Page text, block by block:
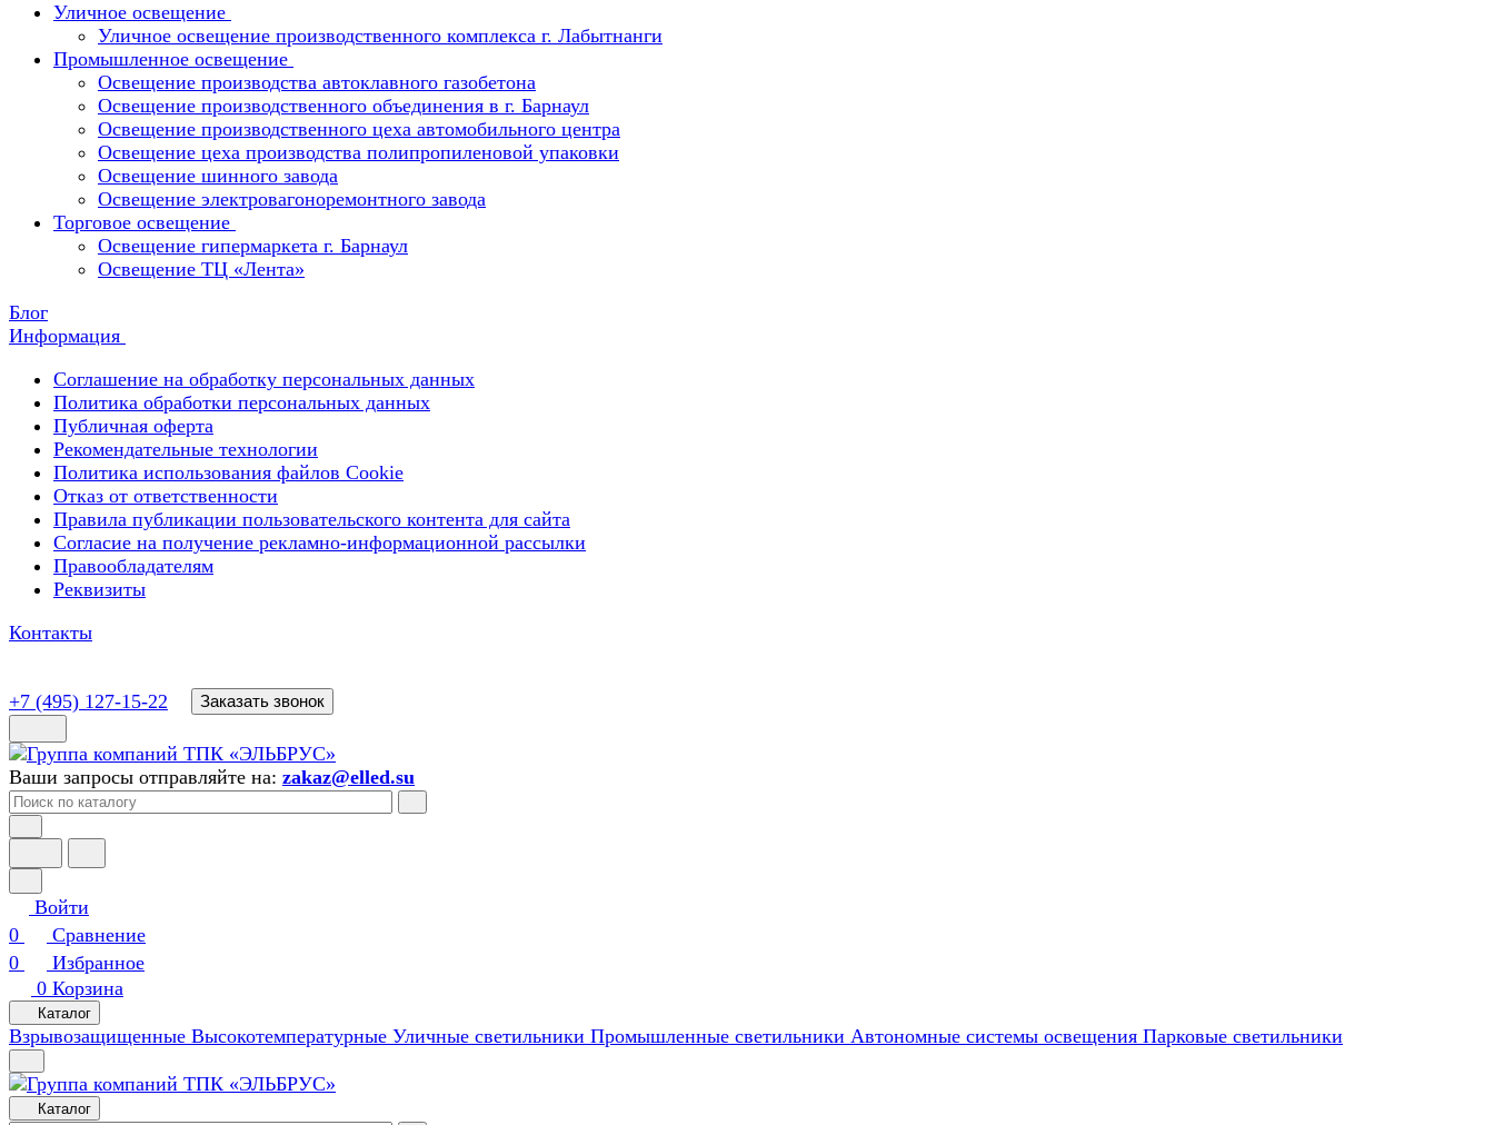
Уличное освещение
Уличное освещение производственного комплекса г. Лабытнанги
Промышленное освещение
Освещение производства автоклавного газобетона
Освещение производственного объединения в г. Барнаул
Освещение производственного цеха автомобильного центра
Освещение цеха производства полипропиленовой упаковки
Освещение шинного завода
Освещение электровагоноремонтного завода
Торговое освещение
Освещение гипермаркета г. Барнаул
Освещение ТЦ «Лента»
Блог
Информация
Соглашение на обработку персональных данных
Политика обработки персональных данных
Публичная оферта
Рекомендательные технологии
Политика использования файлов Cookie
Отказ от ответственности
Правила публикации пользовательского контента для сайта
Согласие на получение рекламно-информационной рассылки
Правообладателям
Реквизиты
Контакты
+7 (495) 127-15-22 Заказать звонок
Ваши запросы отправляйте на: zakaz@elled.su
Войти
0
Сравнение
0
Избранное
0 Корзина
Каталог
Взрывозащищенные Высокотемпературные Уличные светильники Промышленные светильники Автономные системы освещения Парковые светильники
Каталог